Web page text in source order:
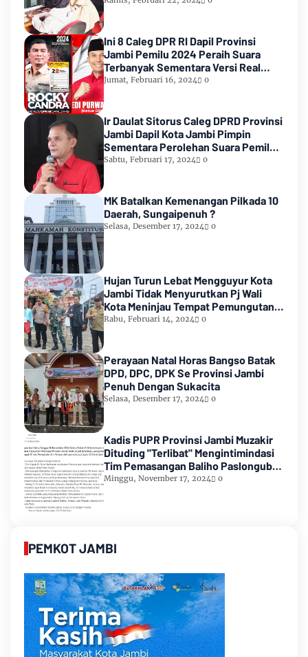
Ini 8 Caleg DPR RI Dapil Provinsi
Jambi Pemilu 2024 Peraih Suara
Terbanyak Sementara Versi Real
Count KPU RI
Jumat, Februari 16, 2024 0
Ir Daulat Sitorus Caleg DPRD Provinsi
Jambi Dapil Kota Jambi Pimpin
Sementara Perolehan Suara Pemilu
2024
Sabtu, Februari 17, 2024 0
MK Batalkan Kemenangan Pilkada 10
Daerah, Sungaipenuh ?
Selasa, Desember 17, 2024 0
Hujan Turun Lebat Mengguyur Kota
Jambi Tidak Menyurutkan Pj Wali
Kota Meninjau Tempat Pemungutan
Suara Pemilu 2024
Rabu, Februari 14, 2024 0
Perayaan Natal Horas Bangso Batak
DPD, DPC, DPK Se Provinsi Jambi
Penuh Dengan Sukacita
Selasa, Desember 17, 2024 0
Kadis PUPR Provinsi Jambi Muzakir
Dituding "Terlibat" Mengintimindasi
Tim Pemasangan Baliho Paslongub
Romi-Sudirman
Minggu, November 17, 2024 0
PEMKOT JAMBI